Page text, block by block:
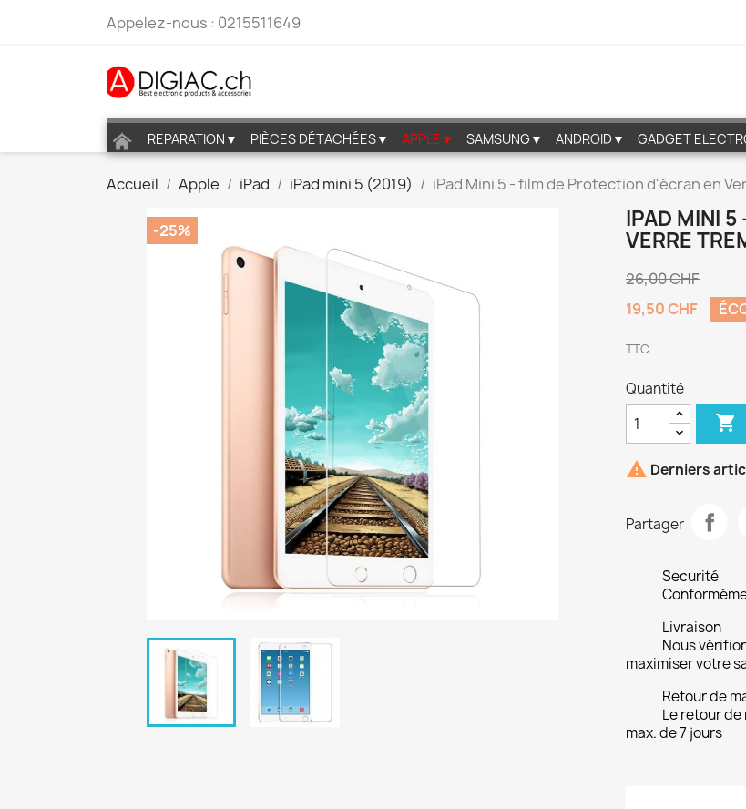
Appelez-nous : 0215511649
REPARATION▼ PIÈCES DÉTACHÉES▼ APPLE▼ SAMSUNG▼ ANDROID▼ GADGET
Accueil Apple iPad iPad mini 5 (2019) iPad Mini 5 - film de Protection d'écran en
-25%
IPAD MINI 5
VERRE
26,00 CHF
19,50 CHF
TTC
Quantité

 Derniers
Partager
Securité
Livraison
Nous
maximiser votre
Retour de
Le retour
max. de 7 jours